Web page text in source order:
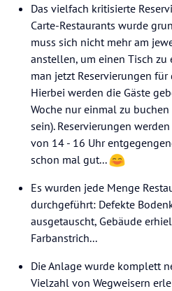
Das vielfach kritisierte
Carte-Restaurants wurde
muss sich nicht mehr am
anstellen, um einen Tisch zu
man jetzt Reservierungen für
Hierbei werden die Gäste
Woche nur einmal zu
sein). Reservierungen
von 14 - 16 Uhr
schon mal gut...
Es wurden jede Menge
durchgeführt: Defekte
ausgetauscht, Gebäude
Farbanstrich...
Die Anlage wurde komplett
Vielzahl von Wegweisern